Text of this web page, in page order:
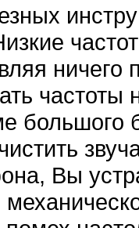
Вы